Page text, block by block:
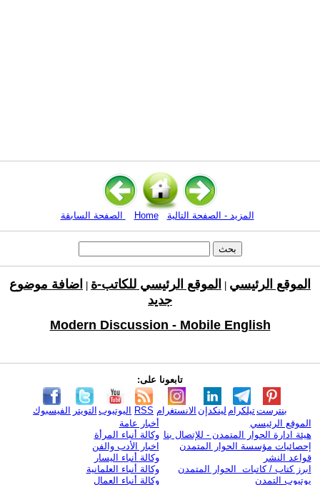
Home المزيد - الصفحة التالية
الموقع الرئيسي الموقع الرئيسي للكاتب-ة
اضافة موضوع
جديد
Modern Discussion - Mobile English
تابعونا على:
الفيسبوك التويتر اليوتيوب RSS الانستغرام لينكدإن تيلكرامبنترست
الموقع الرئيسي
هيئة ادارة الحوار المتمدن - للإتصال بنا
إحصائيات مؤسسة الحوار المتمدن
قواعد النشر
ابرز كتاب / كاتبات الحوار المتمدن
يوتيوب التمدن
أخبار عامة
وكالة أنباء المرأة
اخبار الأدب والفن
وكالة أنباء اليسار
وكالة أنباء العلمانية
وكالة أنباء العمال